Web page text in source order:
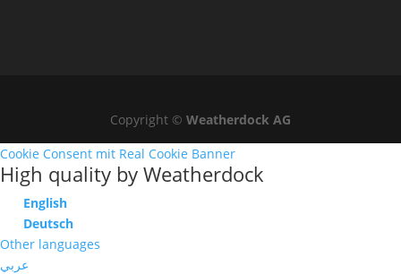
Copyright © Weatherdock AG
Cookie Consent mit Real Cookie Banner
High quality by Weatherdock
English
Deutsch
Other languages
عربي